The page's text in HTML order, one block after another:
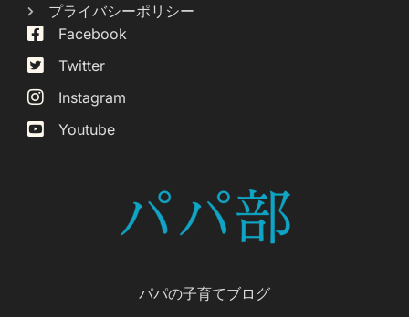
プライバシーポリシー
Facebook
Twitter
Instagram
Youtube
パパの子育てブログ